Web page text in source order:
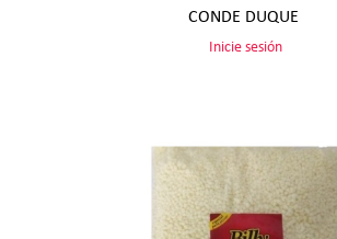
CONDE DUQUE
Inicie sesión